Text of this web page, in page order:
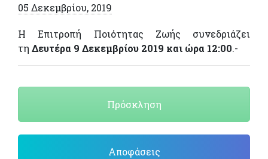
05 Δεκεμβρίου, 2019
Η Επιτροπή Ποιότητας Ζωής συνεδριάζει
τη Δευτέρα 9 Δεκεμβρίου 2019 και ώρα 12:00.-
Πρόσκληση
Αποφάσεις